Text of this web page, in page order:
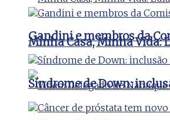
Minha Casa, Minha Vida:
Gandini e membros da
Síndrome de Down: